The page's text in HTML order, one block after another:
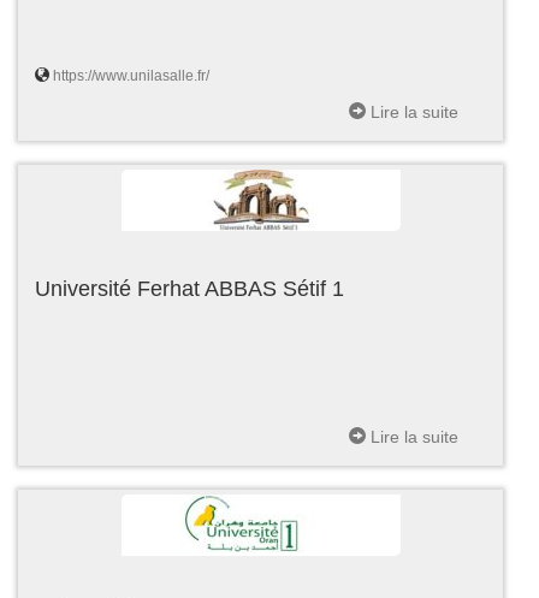
https://www.unilasalle.fr/
Lire la suite
Université Ferhat ABBAS Sétif 1
Lire la suite